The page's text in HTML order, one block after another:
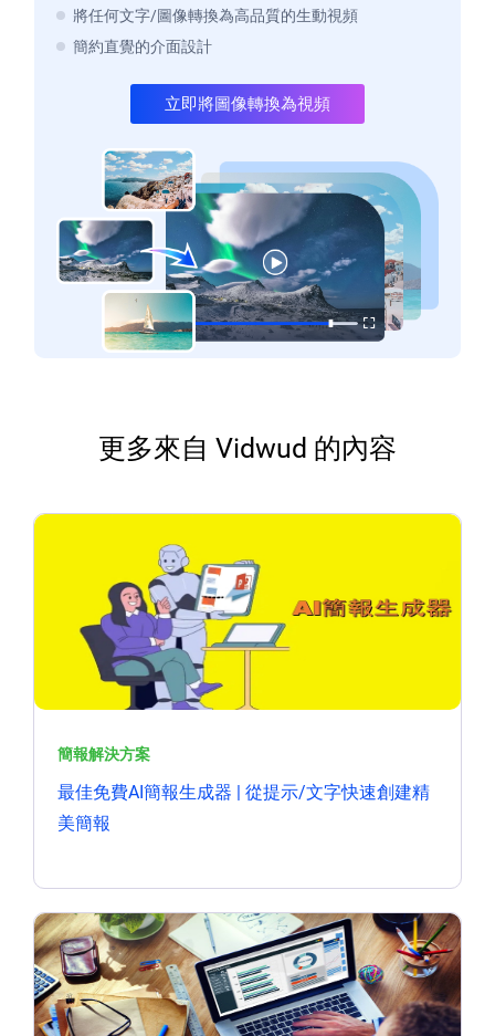
將任何文字/圖像轉換為高品質的生動視頻
簡約直覺的介面設計
立即將圖像轉換為視頻
更多來自 Vidwud 的內容
簡報解決方案
最佳免費AI簡報生成器 | 從提示/文字快速創建精
美簡報